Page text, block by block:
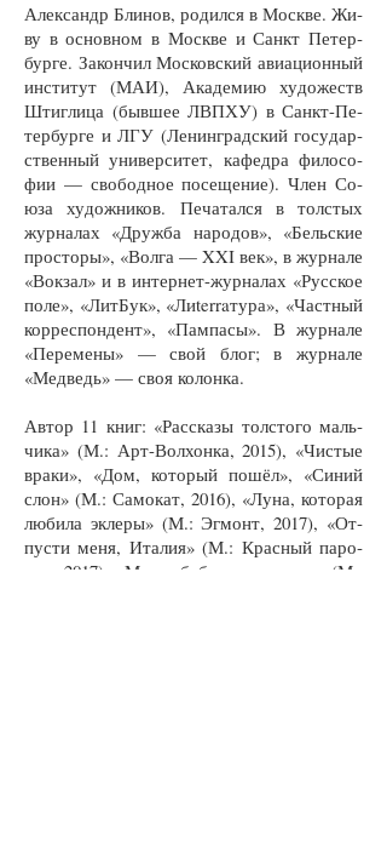
Алек­сан­др Бли­нов, ро­дил­ся в Моск­ве. Жи­
ву в ос­нов­ном в Моск­ве и Санкт Пе­тер­
бур­ге. За­кон­чил Мос­ков­ский авиа­ци­он­ный
ин­сти­тут (МАИ), Ака­де­мию ху­до­жеств
Штиг­ли­ца (быв­шее ЛВ­П­ХУ) в Санкт-Пе­
тер­бур­ге и ЛГУ (Ле­нин­град­ский го­су­дар­
ст­вен­ный уни­вер­си­тет, ка­фед­ра фи­ло­со­
фии — сво­бод­ное по­се­ще­ние). Член Со­
юза ху­дож­ни­ков. Пе­ча­тал­ся в тол­с­тых
жур­на­лах «Друж­ба на­ро­дов», «Бель­ские
прос­то­ры», «Вол­га — XXI век», в жур­на­ле
«Вок­зал» и в ин­тер­нет-жур­на­лах «Рус­ское
по­ле», «Лит­Бук», «Лиterraтура», «Част­ный
кор­рес­пон­дент», «Пам­па­сы». В жур­на­ле
«Пе­ре­ме­ны» — свой блог; в жур­на­ле
«Мед­ведь» — своя ко­лон­ка.
Ав­тор 11 книг: «Рас­ска­зы толс­то­го маль­
чи­ка» (М.: Арт-Вол­хон­ка, 2015), «Чи­с­тые
вра­ки», «Дом, ко­то­рый по­шёл», «Си­ний
слон» (М.: Са­мо­кат, 2016), «Лу­на, ко­то­рая
лю­би­ла эк­ле­ры» (М.: Эг­монт, 2017), «От­
пус­ти ме­ня, Ита­лия» (М.: Крас­ный па­ро­
ход, 2017), «Мо­ре, баб­ка и охла­мон» (М.: